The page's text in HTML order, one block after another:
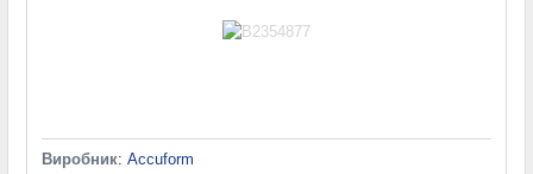
Виробник: Accuform